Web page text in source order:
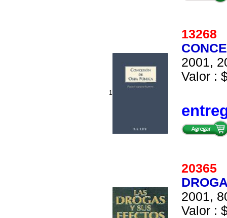
1
13268
2001,
Valor :
20365
2001,
Valor :